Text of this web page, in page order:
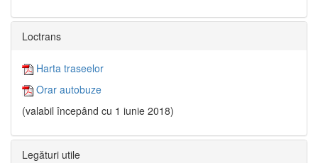
Loctrans
Harta traseelor
Orar autobuze
(valabil începând cu 1 iunie 2018)
Legături utile